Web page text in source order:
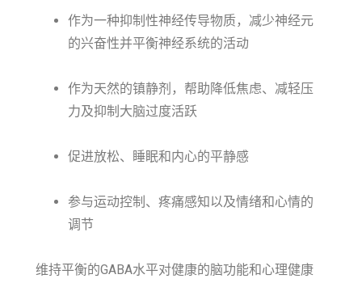
作为一种抑制性神经传导物质，减少神经元
的兴奋性并平衡神经系统的活动
作为天然的镇静剂，帮助降低焦虑、减轻压
力及抑制大脑过度活跃
促进放松、睡眠和内心的平静感
参与运动控制、疼痛感知以及情绪和心情的
调节
维持平衡的GABA水平对健康的脑功能和心理健康